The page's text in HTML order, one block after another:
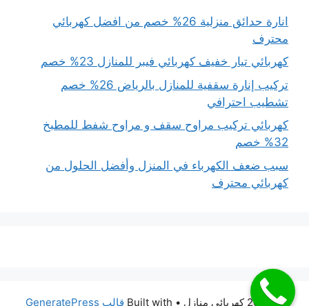
انارة حدائق منزلية 26% خصم من افضل كهربائي
محترف
كهربائي تيار خفيف كهربائي فيبر للمنازل 23% خصم
تركيب إنارة سقفية للمنازل بالرياض 26% خصم
تشطيب احترافي
كهربائي تركيب مراوح سقف و مراوح شفط للمطبخ
32% خصم
سبب ضعف الكهرباء في المنزل وأفضل الحلول من
كهربائي محترف
© 2026 كهربائي منازل • Built with قالب GeneratePress